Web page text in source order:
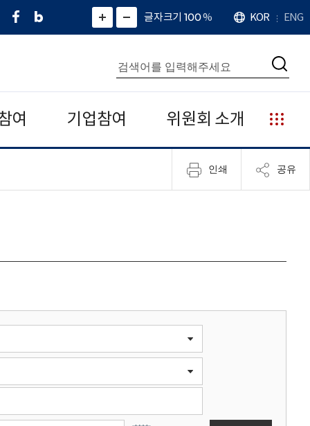
페
네
그
)
화
면
면
소
확
대
치
글자크기 100%
언
어
KOR ENG
통
합
검
색
검
여 기업참여 위원회 소개
누
리
집
안
인쇄 공유